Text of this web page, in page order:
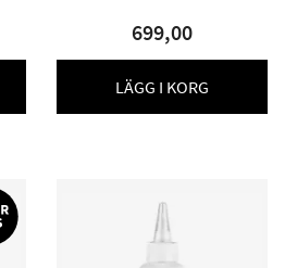
699,00
LÄGG I KORG